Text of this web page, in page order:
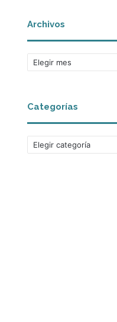
Archivos
Archivos
Categorías
Categorías